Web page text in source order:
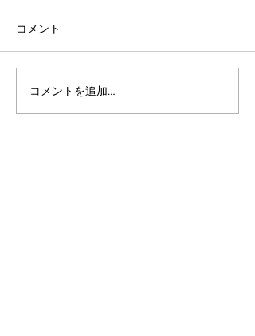
アルゴランドのポスト量
子暗号（PQC）ロードマ
コメント
コメントを追加…